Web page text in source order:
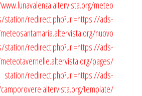
meteo
station/redirect.php?url=https://ads-
nuovo
redirect.php?url=https://ads-
pages/
station/redirect.php?url=https://ads-
template/